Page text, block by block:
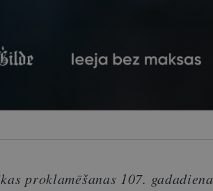
proklamēšanas 107.